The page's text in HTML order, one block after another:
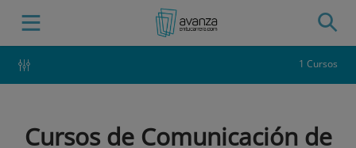
1 Cursos
Cursos de Comunicación de